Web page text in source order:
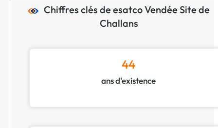
Chiffres clés de esatco Vendée Site de
Challans
44
ans d'existence